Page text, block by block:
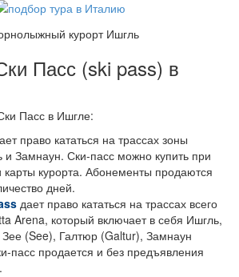
Пасс (ski pass) в
Пасс в Ишгле:
право кататься на трассах зоны
и Замнаун. Ски-пасс можно купить при
курорта. Абонементы продаются
дней.
дает право кататься на трассах всего
Arena, который включает в себя Ишгль,
(See), Галтюр (Galtur), Замнаун
пасс продается и без предъявления